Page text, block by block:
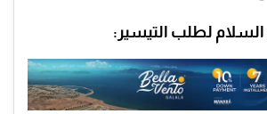
لطلب التيسير: